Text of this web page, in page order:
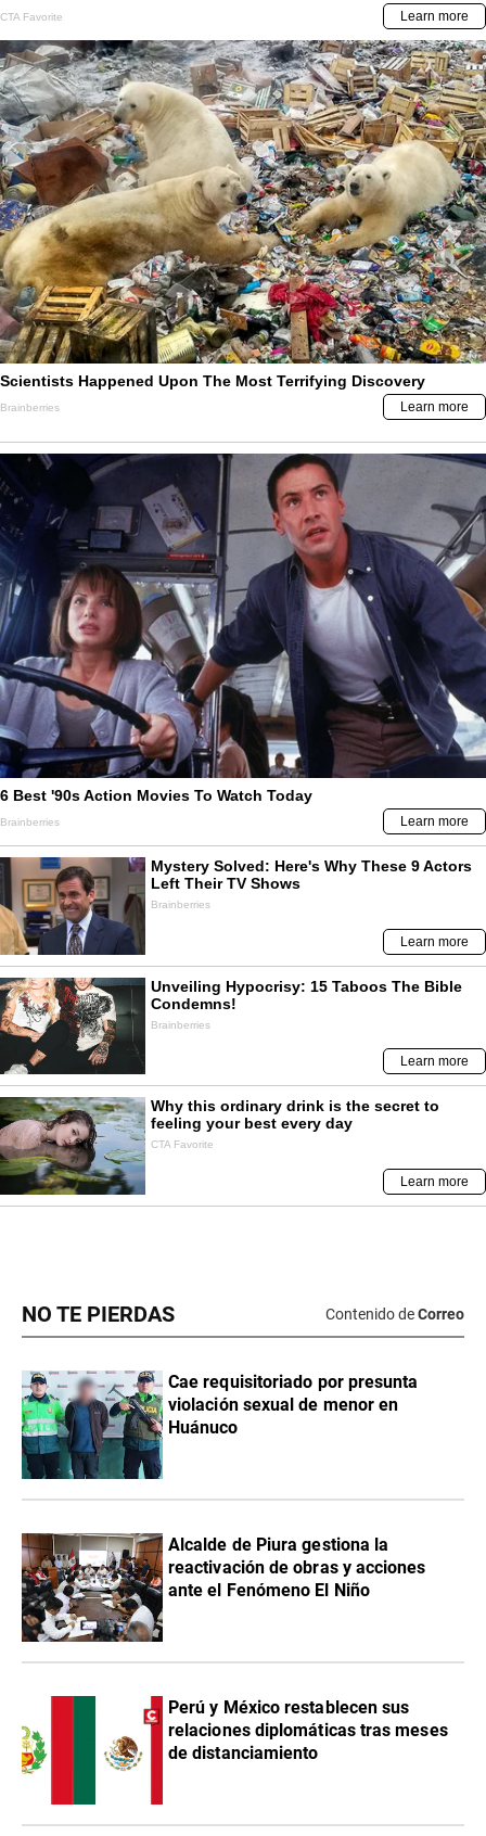
NO TE PIERDAS Contenido deCorreo
Cae requisitoriado por presunta
violación sexual de menor en
Huánuco
Alcalde de Piura gestiona la
reactivación de obras y acciones
ante el Fenómeno El Niño
Perú y México restablecen sus
relaciones diplomáticas tras meses
de distanciamiento